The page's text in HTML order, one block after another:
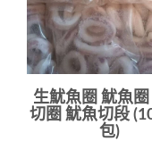
生魷魚圈 魷魚圈
切圈 魷魚切段
包)